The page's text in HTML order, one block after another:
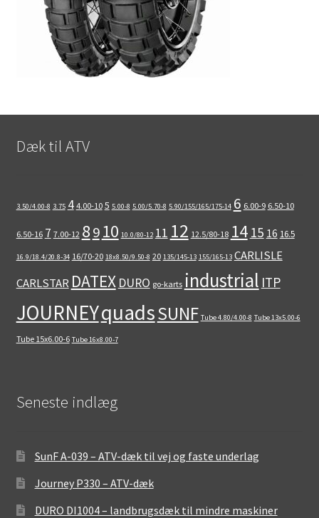
Dæk til ATV
3.50/4.00-8 3.75 4 4.00-10 5 5.00-8 5.00/5.70-8 5.90/155/165/175-14 6 6.00-9 6.50-10
6.50-16 7 7.00-12 89 10 10.0/80-12 11 12 12.5/80-18 14 15 16 16.5
16.9/18.4/20.8-34 16/70-20 18x8.50/9.50-8 20 135/145-13 155/165-13 CARLISLE
CARLSTAR DATEX DURO go-karts industrial ITP
JOURNEYquadsSUNF Tube 4.80/4.00-8 Tube 13x5.00-6
Tube 15x6.00-6 Tube 16x8.00-7
Seneste indlæg
SunF A-039 – ATV-dæk til vej og faste underlag
Journey P330 – ATV-dæk
DURO DI1004 – landbrugsdæk til mindre maskiner